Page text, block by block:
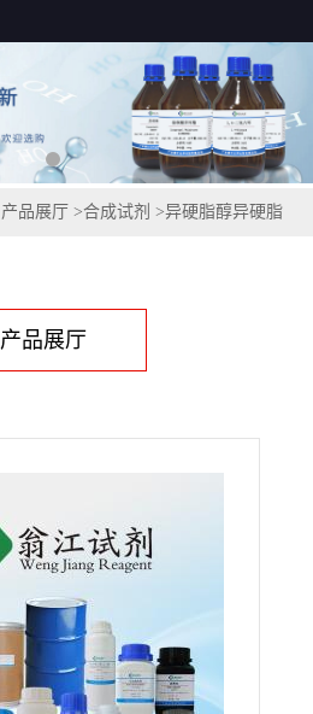
产品展厅 >合成试剂 >异硬脂醇异硬脂
产品展厅